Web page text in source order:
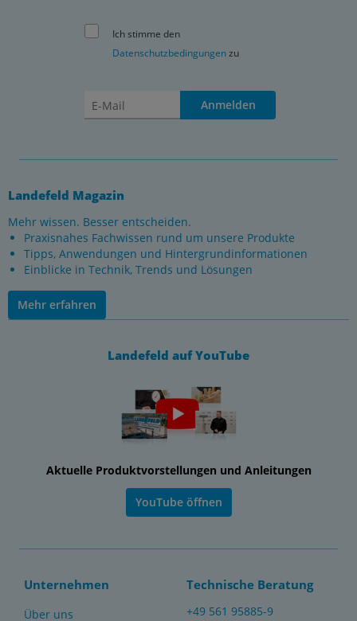
Ich stimme den
Datenschutzbedingungenzu
Anmelden
Landefeld Magazin
Mehr wissen. Besser entscheiden.
Praxisnahes Fachwissen rund um unsere Produkte
Tipps, Anwendungen und Hintergrundinformationen
Einblicke in Technik, Trends und Lösungen
Mehr erfahren
Landefeld auf YouTube
Aktuelle Produktvorstellungen und Anleitungen
YouTube öffnen
Unternehmen
Über uns
Technische Beratung
+49 561 95885-9